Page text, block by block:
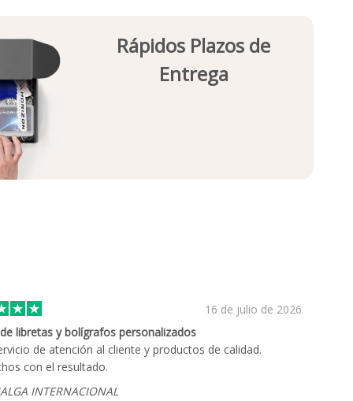
Rápidos Plazos de
Entrega
16 de julio de 2026
libretas y bolígrafos personalizados
de atención al cliente y productos de calidad.
con el resultado.
INTERNACIONAL